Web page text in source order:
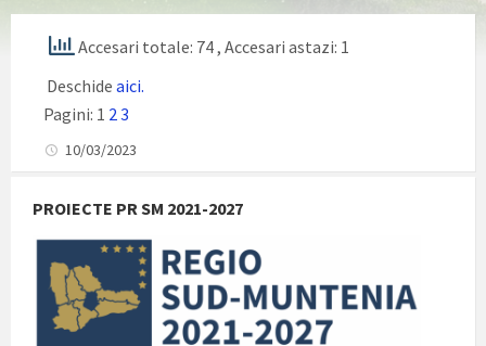
Accesari totale: 74, Accesari astazi: 1
Deschide aici.
Pagini: 1 2 3
10/03/2023
PROIECTE PR SM 2021-2027